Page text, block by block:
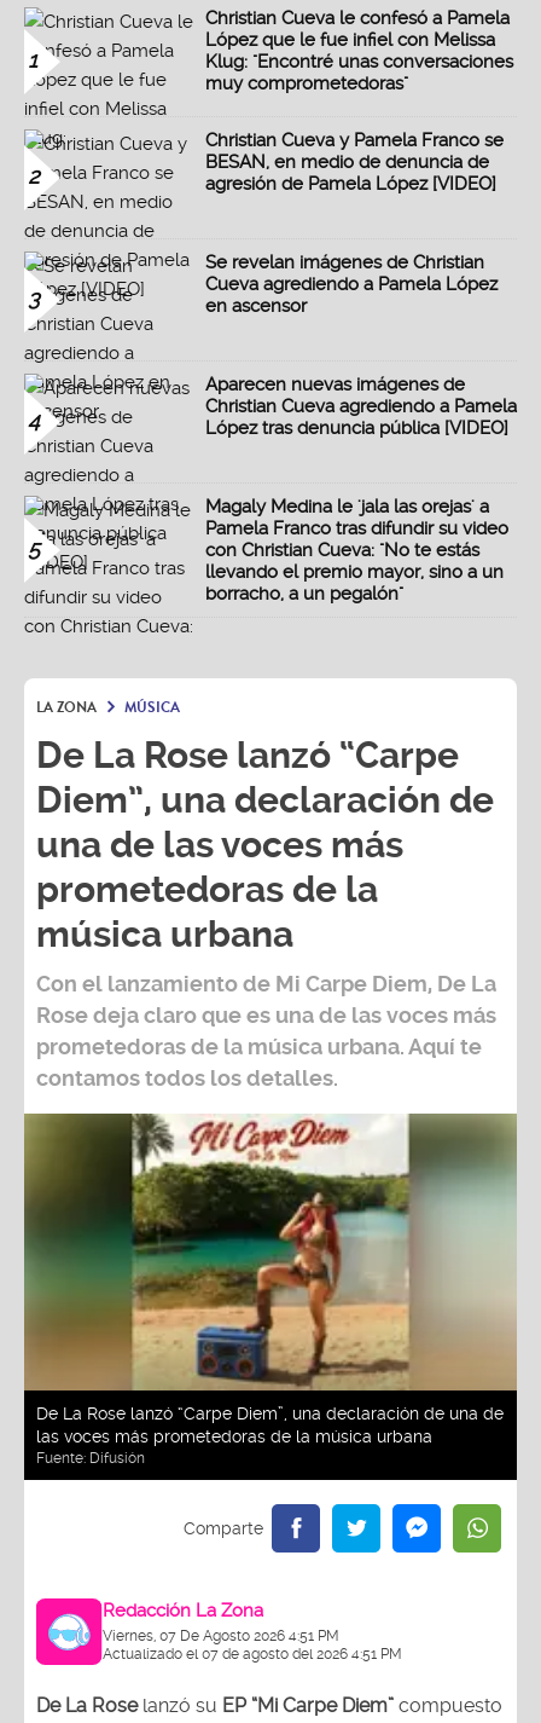
1
Christian Cueva le confesó a Pamela
López que le fue infiel con Melissa
Klug: "Encontré unas conversaciones
muy comprometedoras"
2
Christian Cueva y Pamela Franco se
BESAN, en medio de denuncia de
agresión de Pamela López [VIDEO]
3
Se revelan imágenes de Christian
Cueva agrediendo a Pamela López
en ascensor
4
Aparecen nuevas imágenes de
Christian Cueva agrediendo a Pamela
López tras denuncia pública [VIDEO]
5
Magaly Medina le 'jala las orejas' a
Pamela Franco tras difundir su video
con Christian Cueva: "No te estás
llevando el premio mayor, sino a un
borracho, a un pegalón"
LA ZONA MÚSICA
De La Rose lanzó “Carpe
Diem”, una declaración de
una de las voces más
prometedoras de la
música urbana
Con el lanzamiento de Mi Carpe Diem, De La
Rose deja claro que es una de las voces más
prometedoras de la música urbana. Aquí te
contamos todos los detalles.
De La Rose lanzó “Carpe Diem”, una declaración de una de
las voces más prometedoras de la música urbana
Fuente: Difusión
Redacción La Zona
Viernes, 07 De Agosto 2026 4:51 PM
Actualizado el 07 de agosto del 2026 4:51 PM
De La Rose lanzó su EP “Mi Carpe Diem” compuesto